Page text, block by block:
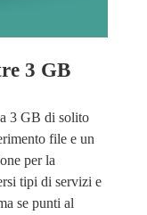
3 GB
3 GB di solito
file e un
per la
tipi di servizi e
se punti al